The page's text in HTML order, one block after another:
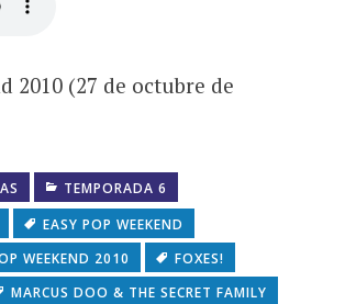
2010 (27 de octubre de
TEMPORADA 6
EASY POP WEEKEND
WEEKEND 2010
FOXES!
MARCUS DOO & THE SECRET FAMILY